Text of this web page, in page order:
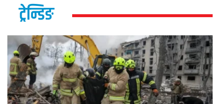
ट्रेन्डिङ